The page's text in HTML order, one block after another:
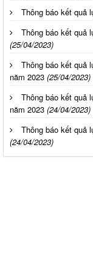
Thông báo kết quả
Thông báo kết quả
(25/04/2023)
Thông báo kết quả
năm 2023 (25/04/2023)
Thông báo kết quả
năm 2023 (24/04/2023)
Thông báo kết quả
(24/04/2023)